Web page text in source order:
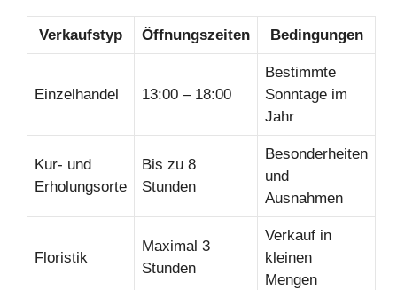
Verkaufstyp Öffnungszeiten Bedingungen
Einzelhandel 13:00 – 18:00
Bestimmte
Sonntage im
Jahr
Kur- und
Erholungsorte
Bis zu 8
Stunden
Besonderheiten
und
Ausnahmen
Floristik
Maximal 3
Stunden
Verkauf in
kleinen
Mengen